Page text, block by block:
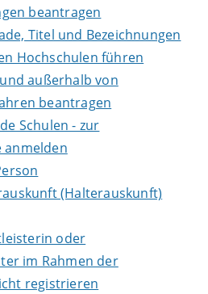
beantragen
Titel und Bezeichnungen
Hochschulen führen
außerhalb von
beantragen
Schulen - zur
anmelden
(Halterauskunft)
oder
im Rahmen der
registrieren